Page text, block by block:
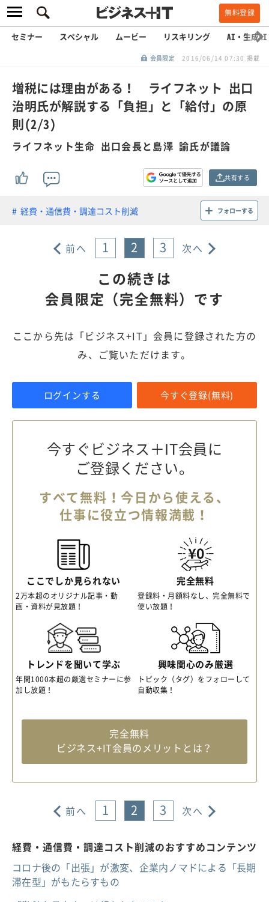
無料登録
セミナー スペシャル ムービー リスキリング AI・生成AI
会員限定 2016/06/14 07:30 掲載
増税には理由がある！ ライフネット 出口
治明氏が解説する「負担」と「給付」の原
則(2/3)
ライフネット生命 出口会長と島澤 諭氏が議論
共有する
経費・通信費・調達コスト削減 フォローする
前へ 1 2 3 次へ
この続きは
会員限定（完全無料）です
ここから先は「ビジネス+IT」会員に登録された方の
み、ご覧いただけます。
ログインする 今すぐ登録(無料)
今すぐビジネス＋IT会員に
ご登録ください。
すべて無料！今日から使える、
仕事に役立つ情報満載！
ここでしか見られない
2万本超のオリジナル記事・動
画・資料が見放題！
完全無料
登録料・月額料なし、完全無料で
使い放題！
トレンドを聞いて学ぶ
年間1000本超の厳選セミナーに参
加し放題！
興味関心のみ厳選
トピック（タグ）をフォローして
自動収集！
完全無料
ビジネス+IT会員のメリットとは？
前へ 1 2 3 次へ
経費・通信費・調達コスト削減のおすすめコンテンツ
コロナ後の「出張」が激変、企業内ノマドによる「長期
滞在型」がもたらすもの